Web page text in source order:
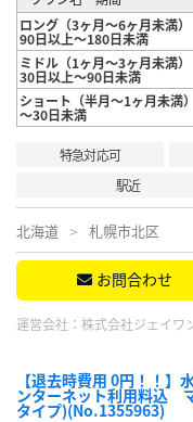
ロング（3ヶ月～6ヶ月未満）
90日以上～180日未満
ミドル（1ヶ月～3ヶ月未満）
30日以上～90日未満
ショート（半月～1ヶ月未満）
～30日未満
特急対応可
駅近
北海道 札幌市北区
お問合わせ
運営会社： 株式会社ジェイワ
【退去時費用 0円！！】
ンターネット利用料込
タイプ)(No.1355963)